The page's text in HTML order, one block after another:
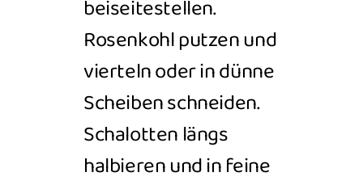
beiseitestellen.
Rosenkohl putzen und
vierteln oder indünne
Scheiben schneiden.
Schalotten längs
halbieren und in feine